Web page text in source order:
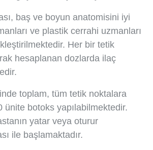
baş ve boyun anatomisini iyi
ve plastik cerrahi uzmanları
Her bir tetik
hesaplanan dozlarda ilaç
toplam, tüm tetik noktalara
ünite botoks yapılabilmektedir.
yatar veya oturur
ile başlamaktadır.